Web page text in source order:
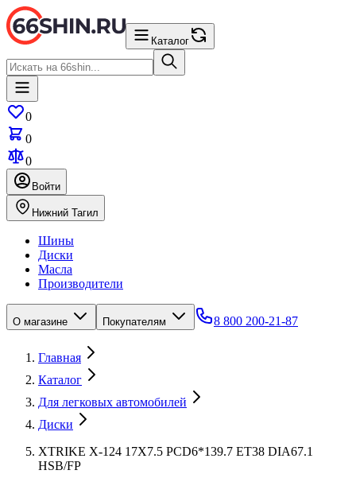
Каталог
0
0
0
Войти
Нижний Тагил
Шины
Диски
Масла
Производители
О магазине Покупателям 8 800 200-21-87
Главная
Каталог
Для легковых автомобилей
Диски
XTRIKE X-124 17X7.5 PCD6*139.7 ET38 DIA67.1
HSB/FP